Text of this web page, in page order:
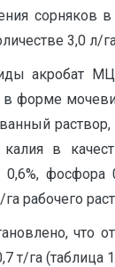
сорняков
3,0 л/
акробат
форме
в
рабочего
что
т/га (таблица